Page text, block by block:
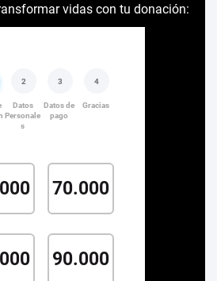
vidas con tu donación: